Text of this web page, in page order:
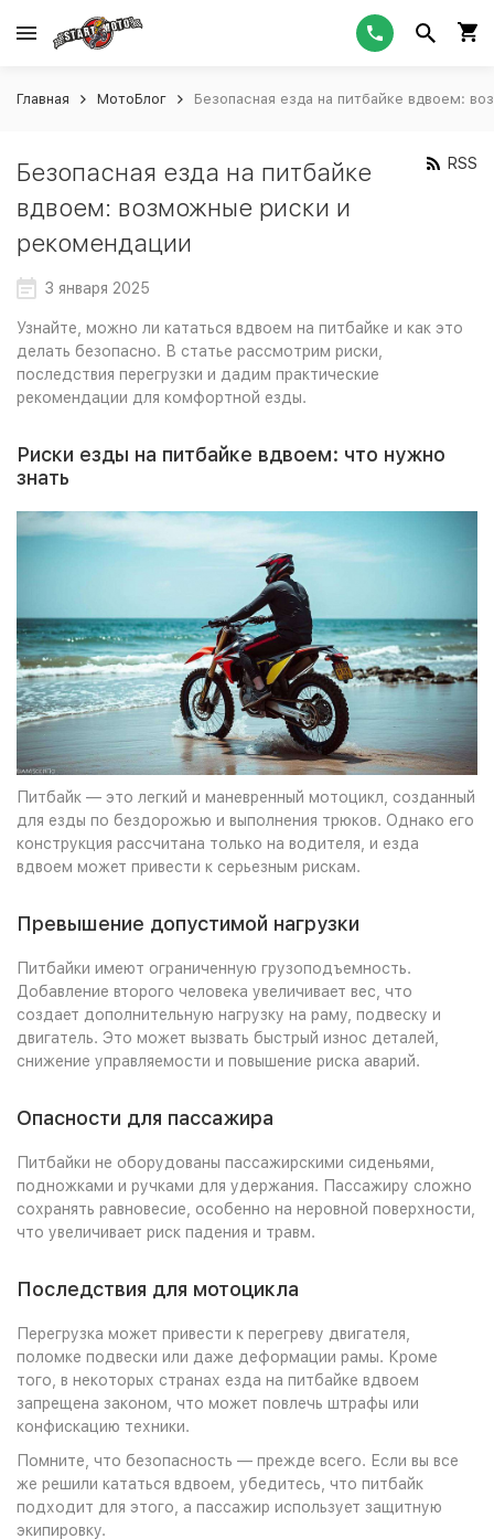
Главная МотоБлог Безопасная езда на питбайке вдвоем:
Безопасная езда на питбайке
вдвоем: возможные риски и
рекомендации
RSS
3 января 2025
Узнайте, можно ли кататься вдвоем на питбайке и как это
делать безопасно. В статье рассмотрим риски,
последствия перегрузки и дадим практические
рекомендации для комфортной езды.
Риски езды на питбайке вдвоем: что нужно
знать
Питбайк — это легкий и маневренный мотоцикл, созданный
для езды по бездорожью и выполнения трюков. Однако его
конструкция рассчитана только на водителя, и езда
вдвоем может привести к серьезным рискам.
Превышение допустимой нагрузки
Питбайки имеют ограниченную грузоподъемность.
Добавление второго человека увеличивает вес, что
создает дополнительную нагрузку на раму, подвеску и
двигатель. Это может вызвать быстрый износ деталей,
снижение управляемости и повышение риска аварий.
Опасности для пассажира
Питбайки не оборудованы пассажирскими сиденьями,
подножками и ручками для удержания. Пассажиру сложно
сохранять равновесие, особенно на неровной поверхности,
что увеличивает риск падения и травм.
Последствия для мотоцикла
Перегрузка может привести к перегреву двигателя,
поломке подвески или даже деформации рамы. Кроме
того, в некоторых странах езда на питбайке вдвоем
запрещена законом, что может повлечь штрафы или
конфискацию техники.
Помните, что безопасность — прежде всего. Если вы все
же решили кататься вдвоем, убедитесь, что питбайк
подходит для этого, а пассажир использует защитную
экипировку.